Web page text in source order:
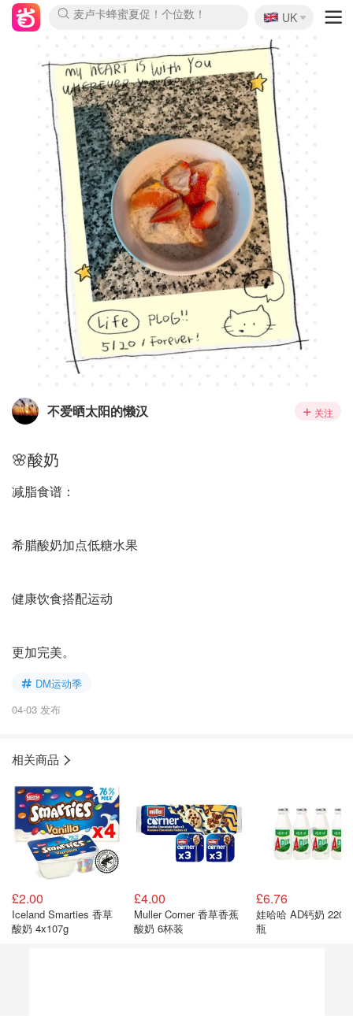
麦卢卡蜂蜜夏促！个位数！
Prada/Miu 4.8折！
啥？必胜客披萨5折！
🇬🇧
UK
不爱晒太阳的懒汉 关注
🌸酸奶
减脂食谱：
希腊酸奶加点低糖水果
健康饮食搭配运动
更加完美。
DM运动季
04-03 发布
相关商品
£2.00
Iceland Smarties 香草
酸奶 4x107g
£4.00
Muller Corner 香草香蕉
酸奶 6杯装
£6.76
娃哈哈 AD钙奶 220ml 4
瓶